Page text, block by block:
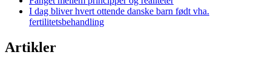
I dag bliver hvert ottende danske barn født vha.
fertilitetsbehandling
Artikler